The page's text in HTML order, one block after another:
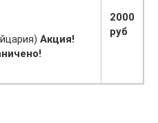
Акция!
2000
руб